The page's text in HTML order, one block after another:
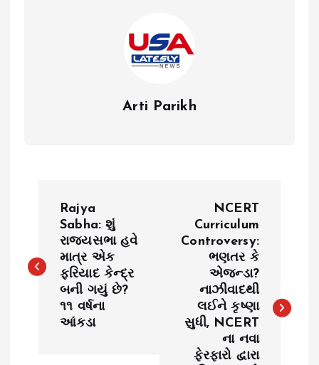
Arti Parikh
s
Rajya
Sabha: શું
રાજ્યસભા હવે
માત્ર એક
ફરિયાદ કેન્દ્ર
બની ગયું છે?
૧૧ વર્ષના
આંકડા
NCERT
Curriculum
Controversy:
ભણતર કે
એજન્ડા?
નાઝીવાદથી
લઈને કૃષ્ણા
સુધી, NCERT
ના નવા
ફેરફારો દ્વારા